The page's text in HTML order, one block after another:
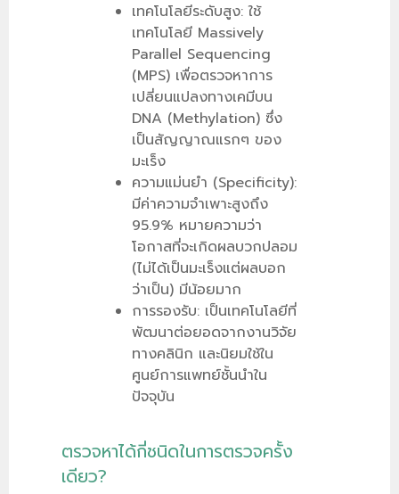
เทคโนโลยีระดับสูง: ใช้
เทคโนโลยี Massively
Parallel Sequencing
(MPS) เพื่อตรวจหาการ
เปลี่ยนแปลงทางเคมีบน
DNA (Methylation) ซึ่ง
เป็นสัญญาณแรกๆ ของ
มะเร็ง
ความแม่นยำ (Specificity):
มีค่าความจำเพาะสูงถึง
95.9% หมายความว่า
โอกาสที่จะเกิดผลบวกปลอม
(ไม่ได้เป็นมะเร็งแต่ผลบอก
ว่าเป็น) มีน้อยมาก
การรองรับ: เป็นเทคโนโลยีที่
พัฒนาต่อยอดจากงานวิจัย
ทางคลินิก และนิยมใช้ใน
ศูนย์การแพทย์ชั้นนำใน
ปัจจุบัน
ตรวจหาได้กี่ชนิดในการตรวจครั้ง
เดียว?